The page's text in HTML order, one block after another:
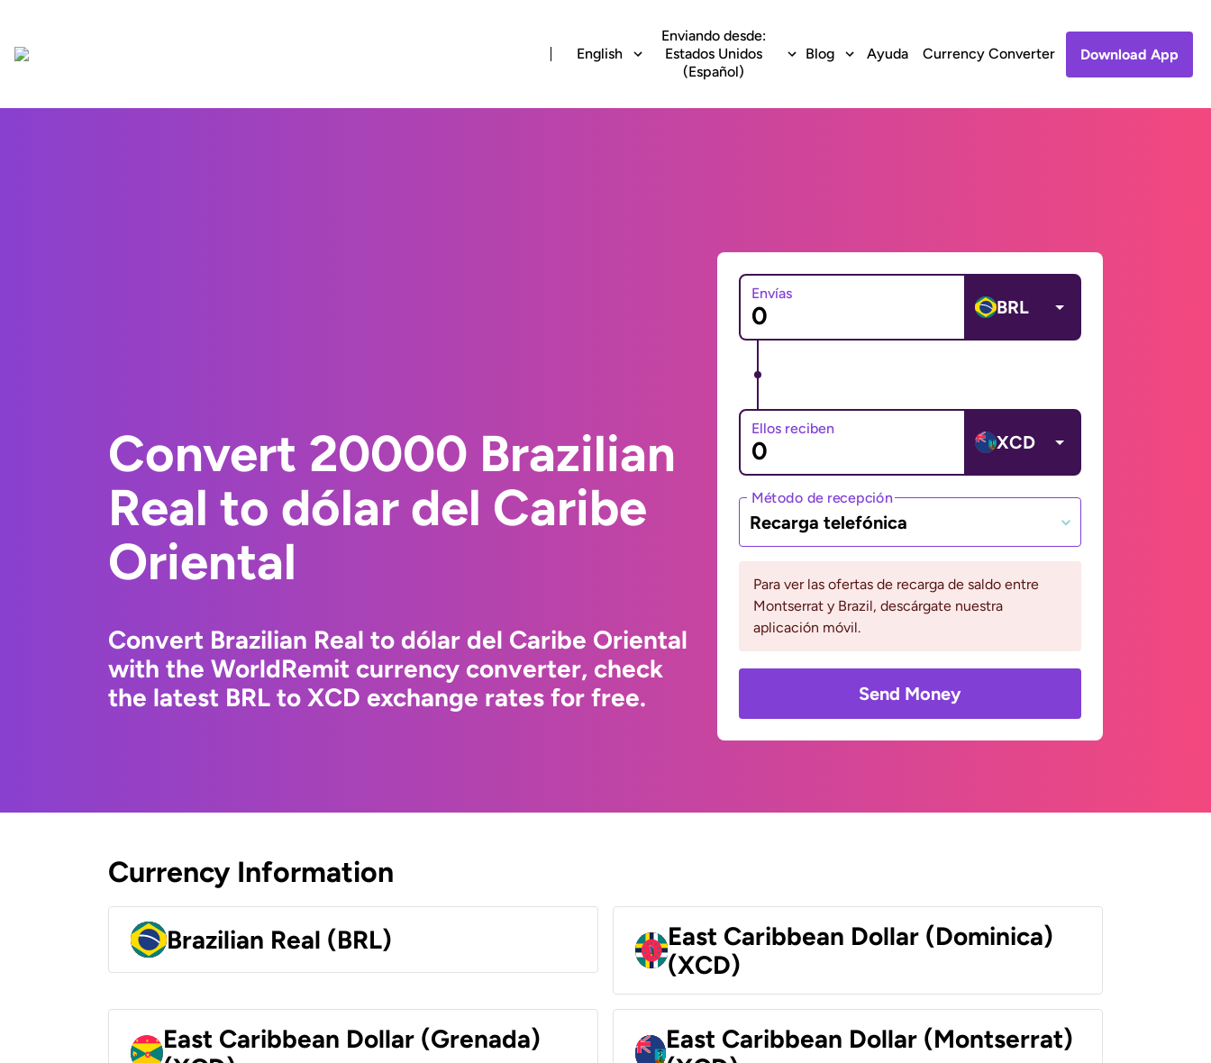
English
Enviando desde:
Estados Unidos
(Español)
Blog Ayuda Currency Converter Download App
Convert 20000 Brazilian
Real to dólar del Caribe
Oriental
Convert Brazilian Real to dólar del Caribe Oriental
with the WorldRemit currency converter, check
the latest BRL to XCD exchange rates for free.
Envías
BRL
Ellos reciben
XCD
Método de recepción
Recarga telefónica
Para ver las ofertas de recarga de saldo entre
Montserrat y Brazil, descárgate nuestra
aplicación móvil.
Send Money
Currency Information
Brazilian Real (BRL)
East Caribbean Dollar (Dominica)
(XCD)
East Caribbean Dollar (Grenada)
East Caribbean Dollar (Montserrat)